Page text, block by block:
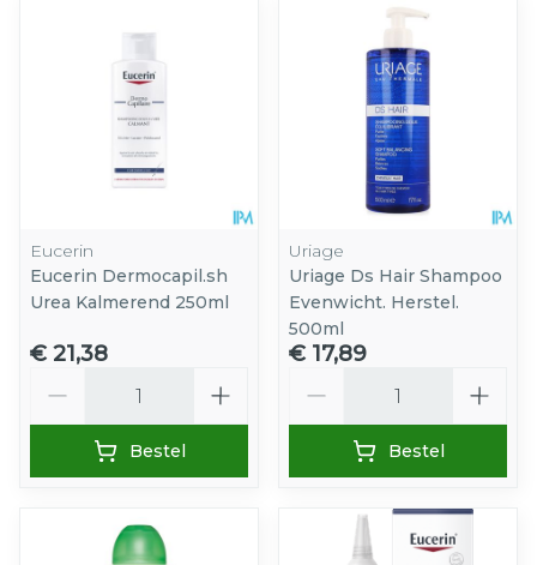
Eucerin
Eucerin Dermocapil.sh
Urea Kalmerend 250ml
€ 21,38
Bestel
Uriage
Uriage Ds Hair Shampoo
Evenwicht. Herstel.
500ml
€ 17,89
Bestel